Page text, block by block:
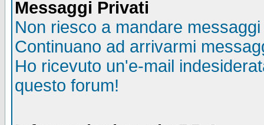
Messaggi Privati
Non riesco a mandare
Continuano ad arrivarmi
Ho ricevuto un'e-mail
questo forum!